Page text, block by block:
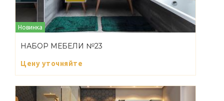
Новинка
НАБОР МЕБЕЛИ №23
Цену уточняйте